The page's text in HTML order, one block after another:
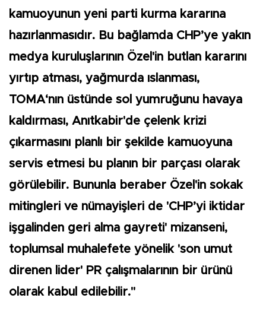
kamuoyunun yeni parti kurma kararına
hazırlanmasıdır. Bu bağlamda CHP’ye yakın
medya kuruluşlarının Özel'in butlan kararını
yırtıp atması, yağmurda ıslanması,
TOMA‘nın üstünde sol yumruğunu havaya
kaldırması, Anıtkabir'de çelenk krizi
çıkarmasını planlı bir şekilde kamuoyuna
servis etmesi bu planın bir parçası olarak
görülebilir. Bununla beraber Özel'in sokak
mitingleri ve nümayişleri de 'CHP’yi iktidar
işgalinden geri alma gayreti' mizanseni,
toplumsal muhalefete yönelik 'son umut
direnen lider' PR çalışmalarının bir ürünü
olarak kabul edilebilir."